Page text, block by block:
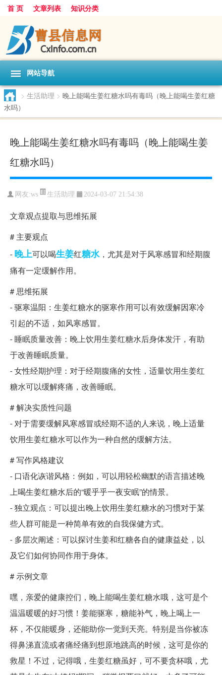
首 页 文章列表 知识分类
网站导航
> 生活助理 > 晚上能喝生姜红糖水吗有毒吗（晚上能喝生姜红糖
水吗）
晚上能喝生姜红糖水吗有毒吗（晚上能喝生姜
红糖水吗）
网友:ws 生活助理 2024-03-07 21:54:38
文章观点提取与思维拓展
# 主要观点
- 晚上可以喝生姜红糖水，尤其是对于风寒感冒和经期腹
痛有一定缓解作用。
# 思维拓展
- 驱寒温阳：生姜红糖水的驱寒作用可以有效缓解因寒冷
引起的不适，如风寒感冒。
- 睡眠质量改善：晚上饮用生姜红糖水后身体发汗，有助
于改善睡眠质量。
- 女性经期护理：对于经期腹痛的女性，适量饮用生姜红
糖水可以缓解疼痛，改善睡眠。
# 解决实质性问题
- 对于需要缓解风寒感冒或经期不适的人来说，晚上适量
饮用生姜红糖水可以作为一种自然的缓解方法。
# 写作风格建议
- 口语化诙谐风格：例如，可以用轻松幽默的语言描述晚
上喝生姜红糖水后的“暖乎乎一夜安眠”的情景。
- 独立观点：可以提出晚上饮用生姜红糖水的习惯对于某
些人群可能是一种简单有效的自我保健方式。
- 多层次阐述：可以探讨生姜和红糖各自的健康益处，以
及它们如何协同作用于身体。
# 示例文章
嘿，亲爱的健康控们，晚上能喝生姜红糖水哦，这可是个
温温暖暖的好习惯！姜能驱寒，糖能补气，晚上喝上一
杯，不仅能暖身，还能助你一觉到天亮。特别是当你被冻
得鼻涕直流或者痛经痛到想原地跳高的时候，这可是你的
救星！不过，记得哦，生姜红糖虽好，可不要贪杯哦，尤